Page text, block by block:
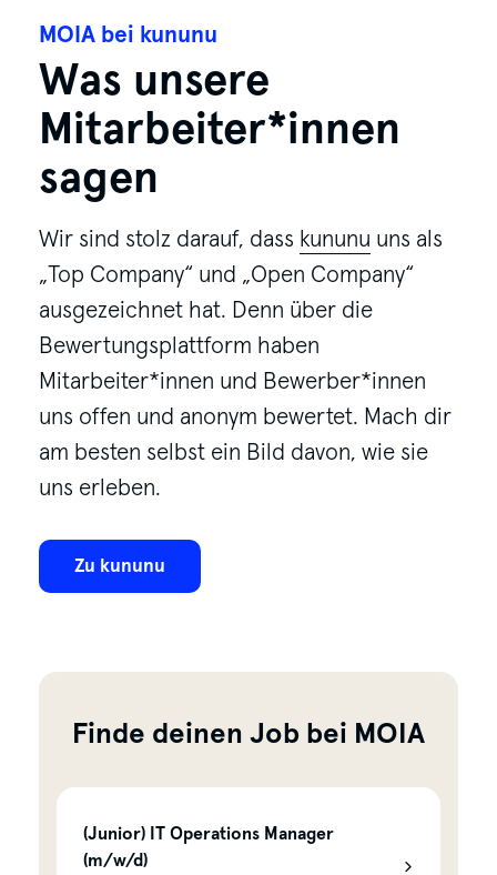
MOIA bei kununu
Was unsere
Mitarbeiter*innen
sagen
Wir sind stolz darauf, dass kununu uns als
„Top Company“ und „Open Company“
ausgezeichnet hat. Denn über die
Bewertungsplattform haben
Mitarbeiter*innen und Bewerber*innen
uns offen und anonym bewertet. Mach dir
am besten selbst ein Bild davon, wie sie
uns erleben.
Zu kununu
Finde deinen Job bei MOIA
(Junior) IT Operations Manager
(m/w/d)